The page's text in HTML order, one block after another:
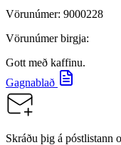
Vörunúmer: 9000228
Vörunúmer birgja:
Gott með kaffinu.
Gagnablað
Skráðu þig á póstlistann